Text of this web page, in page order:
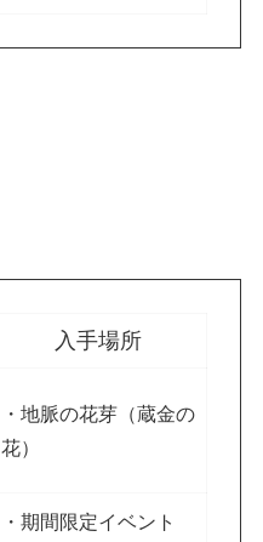
入手場所
・地脈の花芽（蔵金の
花）
・期間限定イベント